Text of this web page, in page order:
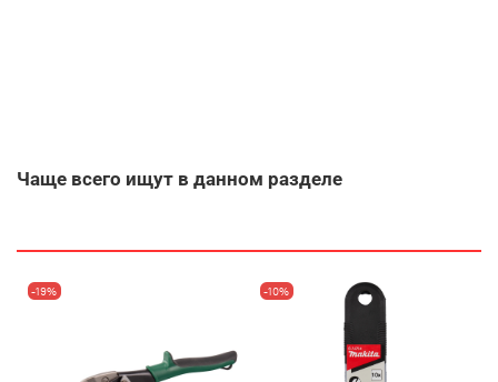
Чаще всего ищут в данном разделе
-19% -10%